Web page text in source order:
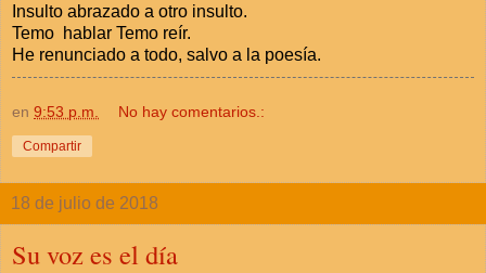
Insulto abrazado a otro insulto.
Temo hablar Temo reír.
He renunciado a todo, salvo a la poesía.
en 9:53 p.m. No hay comentarios.:
Compartir
18 de julio de 2018
Su voz es el día